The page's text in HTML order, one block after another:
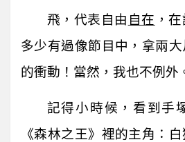
飛，代表自由 自在 ，
多少有過像節目中，拿兩
的衝動！當然，我也不例外
記得小時候，看到手
《森林之王》裡的主角：